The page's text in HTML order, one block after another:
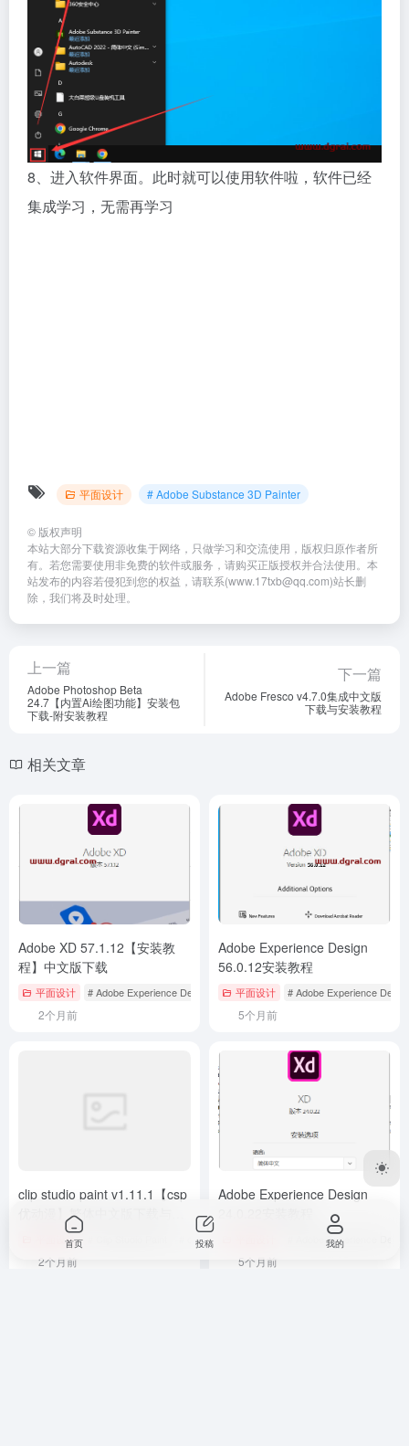
8、进入软件界面。此时就可以使用软件啦，软件已经
集成学习，无需再学习
平面设计 # Adobe Substance 3D Painter
© 版权声明
本站大部分下载资源收集于网络，只做学习和交流使用，版权归原作者所
有。若您需要使用非免费的软件或服务，请购买正版授权并合法使用。本
站发布的内容若侵犯到您的权益，请联系(www.17txb@qq.com)站长删
除，我们将及时处理。
上一篇
Adobe Photoshop Beta
24.7【内置Ai绘图功能】安装包
下载-附安装教程
下一篇
Adobe Fresco v4.7.0集成中文版
下载与安装教程
相关文章
Adobe XD 57.1.12【安装教
程】中文版下载
平面设计 # Adobe Experience Design
2个月前
Adobe Experience Design
56.0.12安装教程
平面设计 # Adobe Experience
5个月前
clip studio paint v1.11.1【csp
优动漫】繁体中文版下载与安
平面设计 # csp优动漫
2个月前
Adobe Experience Design
# Adobe Experience
5个月前
首页 投稿 我的